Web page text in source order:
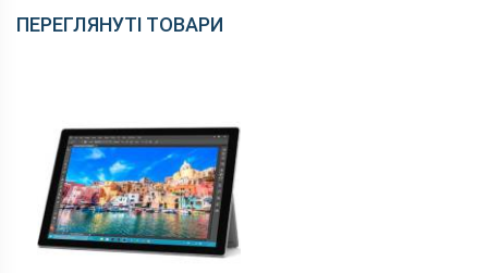
ПЕРЕГЛЯНУТІ ТОВАРИ